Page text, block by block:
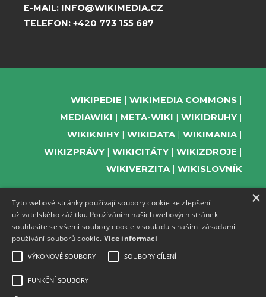
E-MAIL: INFO@WIKIMEDIA.CZ
TELEFON: +420 773 155 687
WIKIPEDIE
WIKIMEDIA COMMONS
MEDIAWIKI
META-WIKI
WIKIDRUHY
WIKIKNIHY
WIKIDATA
WIKIMANIA
WIKIZPRÁVY
WIKICITÁTY
WIKIZDROJE
WIKIVERZITA
WIKISLOVNÍK
PODPOŘTE NÁS
ODEBÍREJTE NEWSLETTER
TELEGRAM UDÁLOSTÍ WMČR
×
Tyto webové stránky používají soubory cookie ke zlepšení
uživatelského zážitku. Používáním našich webových stránek
souhlasíte se všemi soubory cookie v souladu s našimi zásadami
používání souborů cookie. Více informací
VÝKONOVÉ SOUBORY SOUBORY CÍLENÍ
FUNKČNÍ SOUBORY